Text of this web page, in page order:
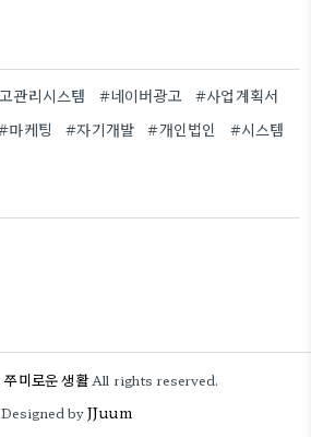
관리시스템 #네이버광고
#사업계획서
마케팅 #자기개발 #개인법인 #시스템
쭈미로운 생활All rights reserved.
Designed byJJuum